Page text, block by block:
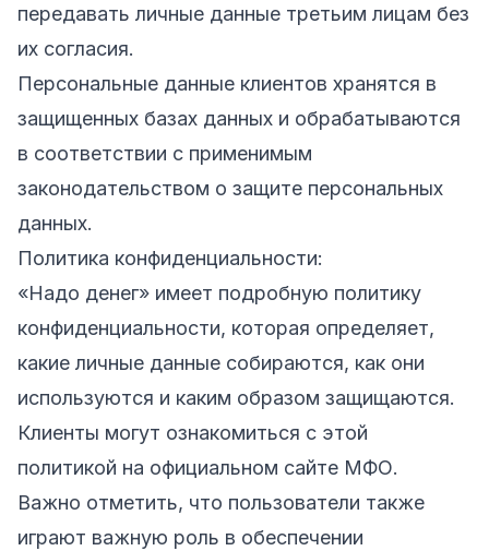
передавать личные данные третьим лицам без
их согласия.
Персональные данные клиентов хранятся в
защищенных базах данных и обрабатываются
в соответствии с применимым
законодательством о защите персональных
данных.
Политика конфиденциальности:
«Надо денег» имеет подробную политику
конфиденциальности, которая определяет,
какие личные данные собираются, как они
используются и каким образом защищаются.
Клиенты могут ознакомиться с этой
политикой на официальном сайте МФО.
Важно отметить, что пользователи также
играют важную роль в обеспечении